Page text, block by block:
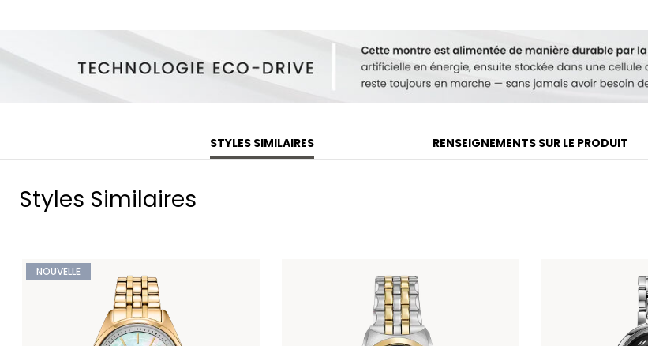
STYLES SIMILAIRES RENSEIGNEMENTS SUR LE PRODUIT
Styles Similaires
NOUVELLE